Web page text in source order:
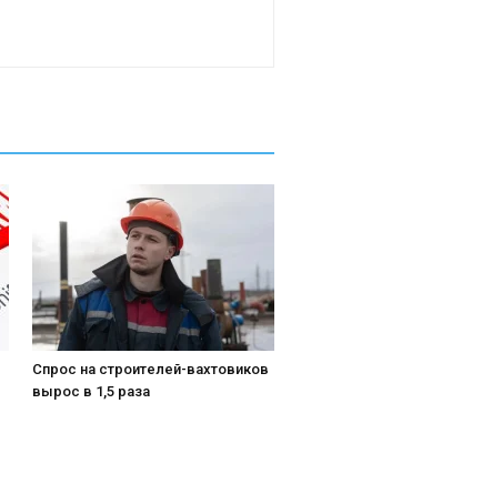
Спрос на строителей-вахтовиков
вырос в 1,5 раза